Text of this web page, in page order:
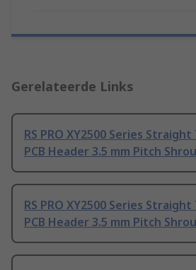
Gerelateerde Links
RS PRO XY2500 Series
PCB Header 3.5 mm Pitch
RS PRO XY2500 Series
PCB Header 3.5 mm Pitch